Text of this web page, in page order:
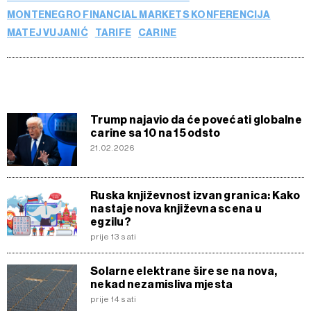
MONTENEGRO FINANCIAL MARKETS KONFERENCIJA
MATEJ VUJANIĆ
TARIFE CARINE
Trump najavio da će povećati globalne
carine sa 10 na 15 odsto
21.02.2026
Ruska književnost izvan granica: Kako
nastaje nova književna scena u
egzilu?
prije 13 sati
Solarne elektrane šire se na nova,
nekad nezamisliva mjesta
prije 14 sati